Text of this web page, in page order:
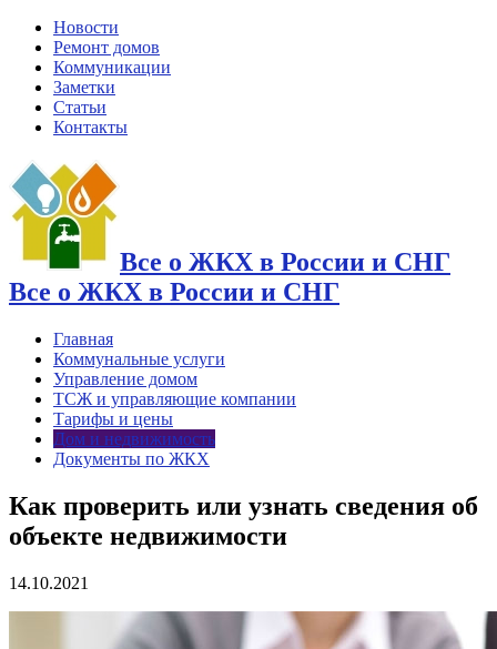
Новости
Ремонт домов
Коммуникации
Заметки
Статьи
Контакты
Все о ЖКХ в России и СНГ
Все о ЖКХ в России и СНГ
Главная
Коммунальные услуги
Управление домом
ТСЖ и управляющие компании
Тарифы и цены
Дом и недвижимость
Документы по ЖКХ
Как проверить или узнать сведения об
объекте недвижимости
14.10.2021